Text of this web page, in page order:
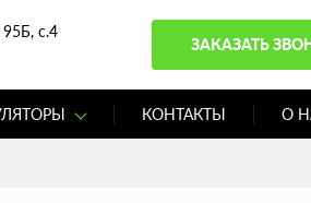
с.4
ЗАКАЗАТЬ
КОНТАКТЫ О